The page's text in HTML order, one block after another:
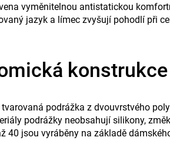
vyměnitelnou antistatickou
jazyk a límec zvyšují pohodlí při
podrážka z dvouvrstvého
podrážky neobsahují silikony,
40 jsou vyráběny na základě